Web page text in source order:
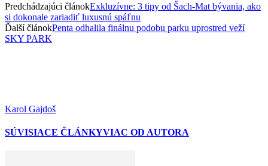
Predchádzajúci článokExkluzívne: 3 tipy od Šach-Mat bývania, ako
si dokonale zariadiť luxusnú spáľnu
Ďalší článokPenta odhalila finálnu podobu parku uprostred veží
SKY PARK
Karol Gajdoš
SÚVISIACE ČLÁNKYVIAC OD AUTORA